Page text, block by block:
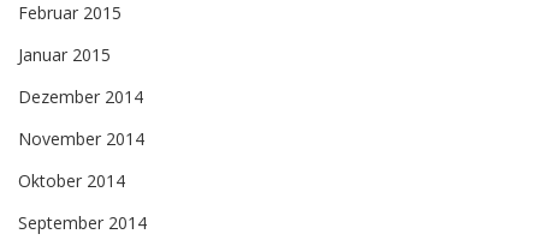
Februar 2015
Januar 2015
Dezember 2014
November 2014
Oktober 2014
September 2014